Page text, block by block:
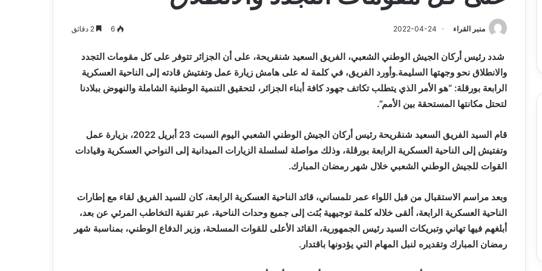
منبر القراء 2022-04-24
6
شدد رئيس أركان الجيش الوطني الشعبي، الفريق السعيد شنقريحة، على أن الجزائر تتوفر على كل مقومات التجدد
والانطلاق نحو وجهتها السليمة.وأورد الفريق، في كلمة له على هامش زيارة عمل وتفتيش قادته إلى الناحية العسكرية
الرابعة بورقلة: “هو الأمر الذي يتطلب تكاتف جهود كافة أبناء الجزائر، لتحقيق التنمية الوطنية الشاملة والنهوض ببلادنا
لتحتل مكانتها المستحقة بين الأمم”.
قام السيد الفريق السعيد شنڨريحة رئيس أركان الجيش الوطني الشعبي اليوم السبت 23 أبريل 2022، بزيارة عمل
وتفتيش إلى الناحية العسكرية الرابعة بورڨلة، وذلك مواصلة لسلسلة الزيارات الميدانية إلى النواحي العسكرية وقيادات
القوات للجيش الوطني الشعبي خلال شهر رمضان المبارك.
وبعد مراسم الاستقبال من قبل اللواء عمر تلمساني، قائد الناحية العسكرية الرابعة، كان للسيد الفريق لقاء مع إطارات
الناحية العسكرية الرابعة، ألقى خلاله كلمة توجيهية بُثت إلى جميع وحدات الناحية، عبر تقنية التخاطب المرئي عن بعد،
أبلغهم فيها تهاني وتبريكات السيد رئيس الجمهورية، القائد الأعلى للقوات المسلحة، وزير الدفاع الوطني، بمناسبة شهر
رمضان المبارك وتقديره لنبل المهام التي يؤدونها باقتدار.
قرعة الدور التمهيدي لأبطال
وكأس الكونفدرالية يوم الخميس
الدين
و
بلدية أرزيو بوهران تخصص فرق لترميم